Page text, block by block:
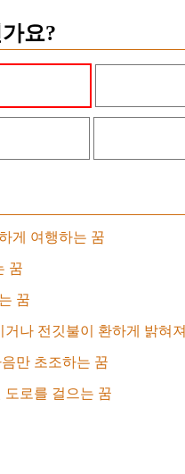
요?
게 여행하는 꿈
꿈
꿈
나 전깃불이 환하게 밝혀
만 초조하는 꿈
도로를 걸으는 꿈